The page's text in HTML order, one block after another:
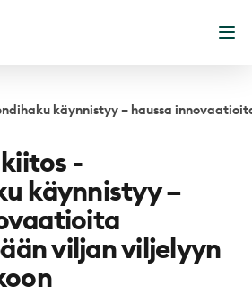
käynnistyy – haussa
-
käynnistyy –
viljan viljelyyn